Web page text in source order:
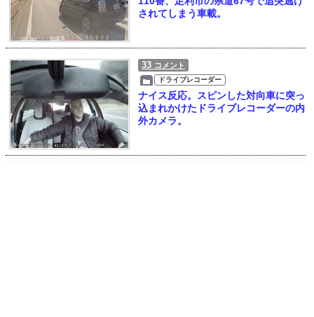
されてしまう車載。
33 コメント
ドライブレコーダー
ナイス反応。スピンした対向車に突っ
込まれかけたドライブレコーダーの内
外カメラ。